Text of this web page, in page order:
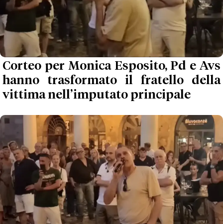
Corteo per Monica Esposito, Pd e Avs
hanno trasformato il fratello della
vittima nell’imputato principale